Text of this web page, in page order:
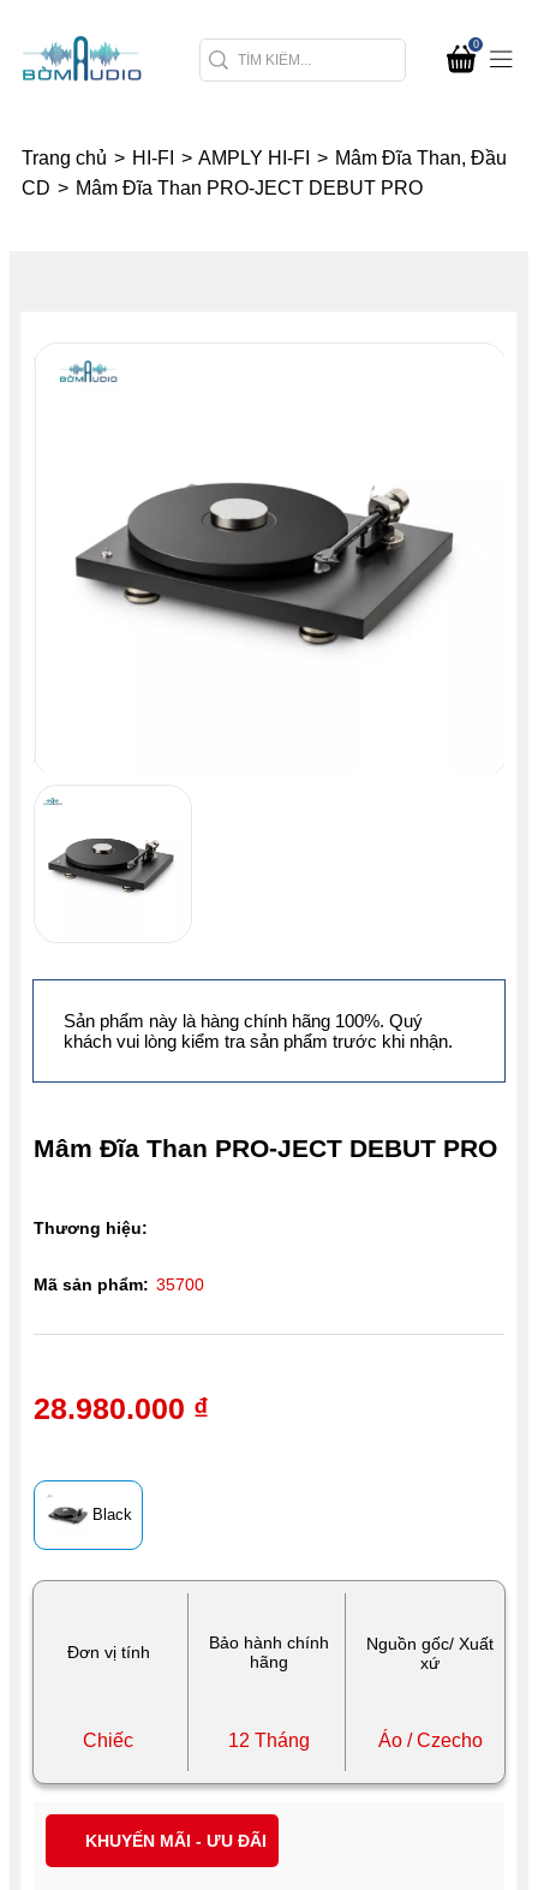
0
Trang chủ > HI-FI > AMPLY HI-FI > Mâm Đĩa Than, Đầu
CD > Mâm Đĩa Than PRO-JECT DEBUT PRO
Đơn vị tính
Bảo hành chính
hãng
Nguồn gốc/ Xuất
xứ
Chiếc 12 Tháng Áo / Czecho
Mâm Đĩa Than PRO-JECT DEBUT PRO
Black
28.980.000 ₫
Thương hiệu:
Mã sản phẩm: 35700
KHUYẾN MÃI - ƯU ĐÃI
Sản phẩm này là hàng chính hãng 100%. Quý
khách vui lòng kiểm tra sản phẩm trước khi nhận.